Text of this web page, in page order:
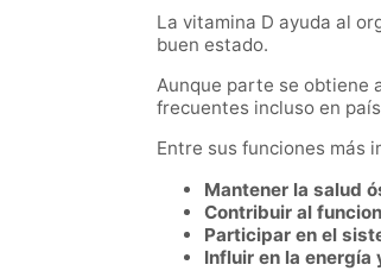
La vitamina D ayuda al
buen estado.
Aunque parte se obtiene
frecuentes incluso en
Entre sus funciones más
Mantener la salud
Contribuir al
Participar en el
Influir en la energía